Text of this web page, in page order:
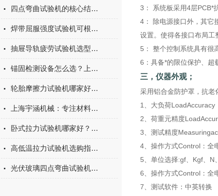
四点弯曲试验机的核心结构与工作原理特点
焊带屈服强度试验机可根据不同标准和试验需求调整试验条件
抽屉导轨疲劳试验机选型指南：如何量化评估家具五金的耐用性
锚固检测设备怎么选？上海宇涵膨胀螺丝拉拔试验机品牌评测
轮胎摩擦力试验机哪家好？上海宇涵试验机综合评测
上海宇涵机械：专注材料力学检测，电池片拉力试验机助力光伏品质管控
卧式拉力试验机哪家好？2026年国产实力厂家实测推荐
高低温拉力试验机选购指南：聚焦上海宇涵的技术实力与可靠方案
光伏玻璃四点弯曲试验机的重要性
3： 系统板采用4层PCB*
4： 除电源接口外，其它
设置。使得各接口布局工
5： 整个控制系统具有很
6：具备*的限位保护、超
三，仪器外观；
采用铝合金防护罩，抗
1、大负荷
2、荷重元精度
3、测试精度
4、操作方式Control：全
5、单位选择:gf、Kgf、N
6、操作方式Control：全
7、测试软件：中英转换